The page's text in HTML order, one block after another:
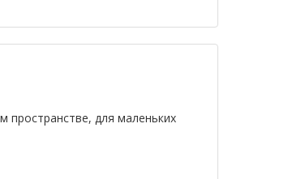
пространстве, для маленьких